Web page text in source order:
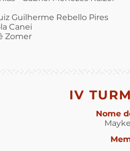
Guilherme Rebello Pires
Canei
Zomer
IV
Nome